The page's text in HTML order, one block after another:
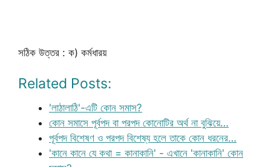
সঠিক উত্তর : ক) কর্মধারয়
Related Posts:
'লাঠালাঠি'-এটি কোন সমাস?
কোন সমাসে পূর্বপদ বা পরপদ কোনোটির অর্থ না বুঝিয়ে…
পূর্বপদ বিশেষণ ও পরপদ বিশেষ্য হলে তাকে কোন ধরনের…
'কানে কানে যে কথা = কানাকানি' - এখানে 'কানাকানি' কোন